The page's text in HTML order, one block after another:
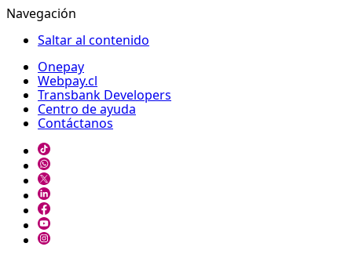
Navegación
Saltar al contenido
Onepay
Webpay.cl
Transbank Developers
Centro de ayuda
Contáctanos